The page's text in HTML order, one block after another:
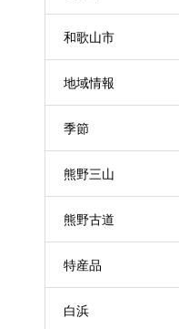
和歌山市
地域情報
季節
熊野三山
熊野古道
特産品
白浜